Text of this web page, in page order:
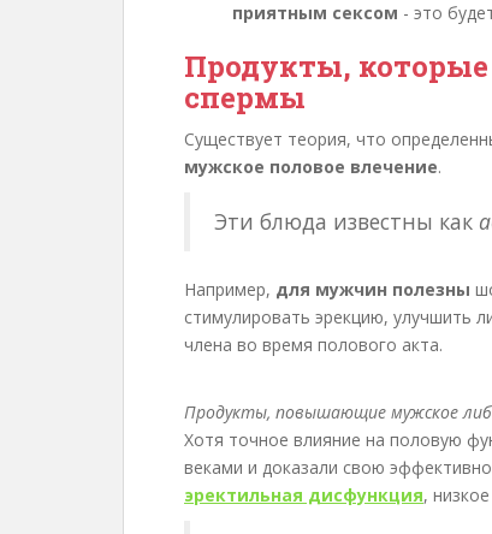
приятным сексом - это
Продукты,
спермы
Существует теория, что
мужское половое влечение.
Эти блюда известны как
Например, для мужчин полезны
стимулировать эрекцию, улучшить
члена во время полового акта.
Продукты, повышающие мужское
Хотя точное влияние на половую
веками и доказали свою
эректильная дисфункция,